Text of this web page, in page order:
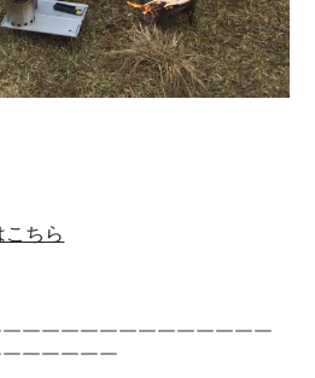
ちら
￣￣￣￣￣￣￣￣￣￣￣￣￣
￣￣￣￣￣